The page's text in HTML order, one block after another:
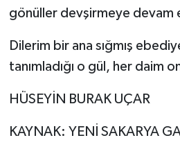
gönüller devşirmeye devam
Dilerim bir ana sığmış
tanımladığı o gül, her daim
HÜSEYİN BURAK UÇAR
KAYNAK: YENİ SAKARYA